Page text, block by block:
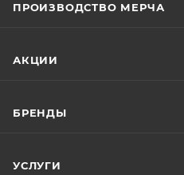
ПРОИЗВОДСТВО МЕРЧА
АКЦИИ
БРЕНДЫ
УСЛУГИ